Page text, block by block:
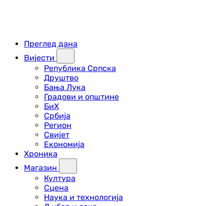
Преглед дана
Вијести
Република Српска
Друштво
Бања Лука
Градови и општине
БиХ
Србија
Регион
Свијет
Економија
Хроника
Магазин
Култура
Сцена
Наука и технологија